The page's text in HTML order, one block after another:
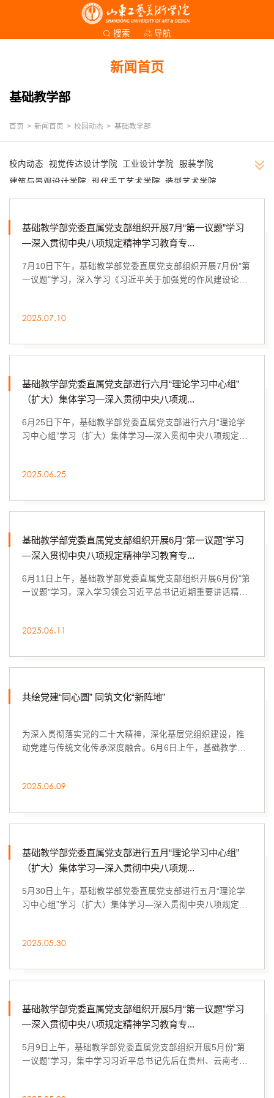
搜索 导航
新闻首页
基础教学部
首页 > 新闻首页 > 校园动态 > 基础教学部
校内动态 视觉传达设计学院 工业设计学院
服装学院
建筑与景观设计学院
现代手工艺术学院 造型艺术学院
数字艺术与传媒学院 人文艺术学院 公共课教学部
马克思主义学院 创新创业学院 基础教学部 团委
图书馆
基础教学部党委直属党支部组织开展7月“第一议题”学习
—深入贯彻中央八项规定精神学习教育专...
7月10日下午，基础教学部党委直属党支部组织开展7月份"第
一议题"学习，深入学习《习近平关于加强党的作风建设论述
2025.07.10
基础教学部党委直属党支部进行六月“理论学习中心组”
（扩大）集体学习—深入贯彻中央八项规...
6月25日下午，基础教学部党委直属党支部进行六月“理论学
习中心组”学习（扩大）集体学习—深入贯彻中央八项规定精
2025.06.25
基础教学部党委直属党支部组织开展6月“第一议题”学习
—深入贯彻中央八项规定精神学习教育专...
6月11日上午，基础教学部党委直属党支部组织开展6月份"第
一议题"学习，深入学习领会习近平总书记近期重要讲话精
2025.06.11
共绘党建“同心圆” 同筑文化“新阵地”
为深入贯彻落实党的二十大精神，深化基层党组织建设，推
动党建与传统文化传承深度融合。6月6日上午，基础教学部
2025.06.09
基础教学部党委直属党支部进行五月“理论学习中心组”
（扩大）集体学习—深入贯彻中央八项规...
5月30日上午，基础教学部党委直属党支部进行五月“理论学
习中心组”学习（扩大）集体学习—深入贯彻中央八项规定精
2025.05.30
基础教学部党委直属党支部组织开展5月“第一议题”学习
—深入贯彻中央八项规定精神学习教育专...
5月9日上午，基础教学部党委直属党支部组织开展5月份"第
一议题"学习，集中学习习近平总书记先后在贵州、云南考察